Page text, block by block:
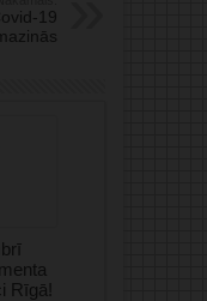
19
Rīgā!